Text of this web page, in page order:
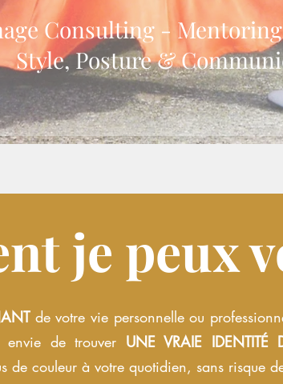
Consulting - Mentoring
Style, Posture &
je peux
de votre vie personnelle ou
de trouver UNE VRAIE IDENTITÉ
de couleur à votre quotidien, sans risque